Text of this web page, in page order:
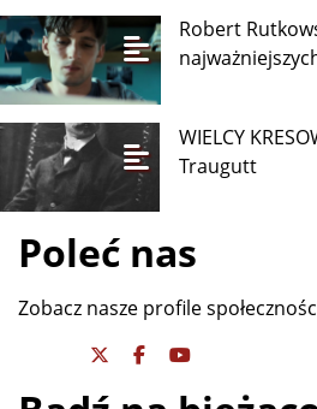
Robert
WIELCY
Traugutt
Poleć nas
Zobacz nasze profile